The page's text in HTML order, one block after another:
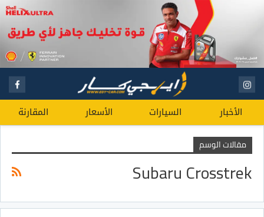
الأخبار السيارات الأسعار المقارنة
مقالات الوسم
Subaru Crosstrek